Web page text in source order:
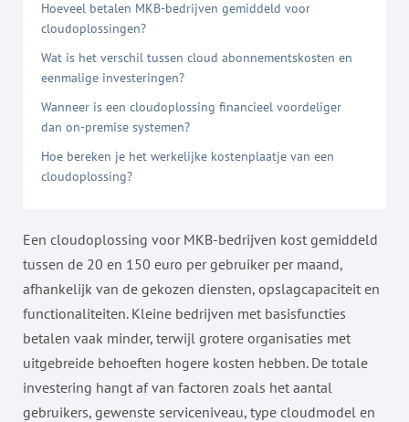
Hoeveel betalen MKB-bedrijven gemiddeld voor
cloudoplossingen?
Wat is het verschil tussen cloud abonnementskosten en
eenmalige investeringen?
Wanneer is een cloudoplossing financieel voordeliger
dan on-premise systemen?
Hoe bereken je het werkelijke kostenplaatje van een
cloudoplossing?
Een cloudoplossing voor MKB-bedrijven kost gemiddeld
tussen de 20 en 150 euro per gebruiker per maand,
afhankelijk van de gekozen diensten, opslagcapaciteit en
functionaliteiten. Kleine bedrijven met basisfuncties
betalen vaak minder, terwijl grotere organisaties met
uitgebreide behoeften hogere kosten hebben. De totale
investering hangt af van factoren zoals het aantal
gebruikers, gewenste serviceniveau, type cloudmodel en